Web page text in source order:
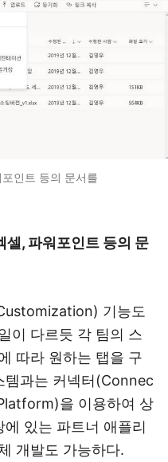
인트 등의 문서를
셀, 파워포인트 등의 문
기능도
이 다르듯 각 팀의 스
따라 원하는 탭을 구
템과는 커넥터(Connec
을 이용하여 상
있는 파트너 애플리
개발도 가능하다.